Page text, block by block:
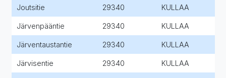
Joutsitie 29340 KULLAA
Järvenpääntie 29340 KULLAA
Järventaustantie 29340 KULLAA
Järvisentie 29340 KULLAA